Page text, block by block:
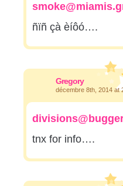
ñïñ çà èíôó….
Gregory
décembre 8th, 2014 at
tnx for info….